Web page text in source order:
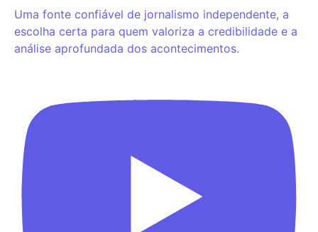
Uma fonte confiável de jornalismo independente, a
escolha certa para quem valoriza a credibilidade e a
análise aprofundada dos acontecimentos.